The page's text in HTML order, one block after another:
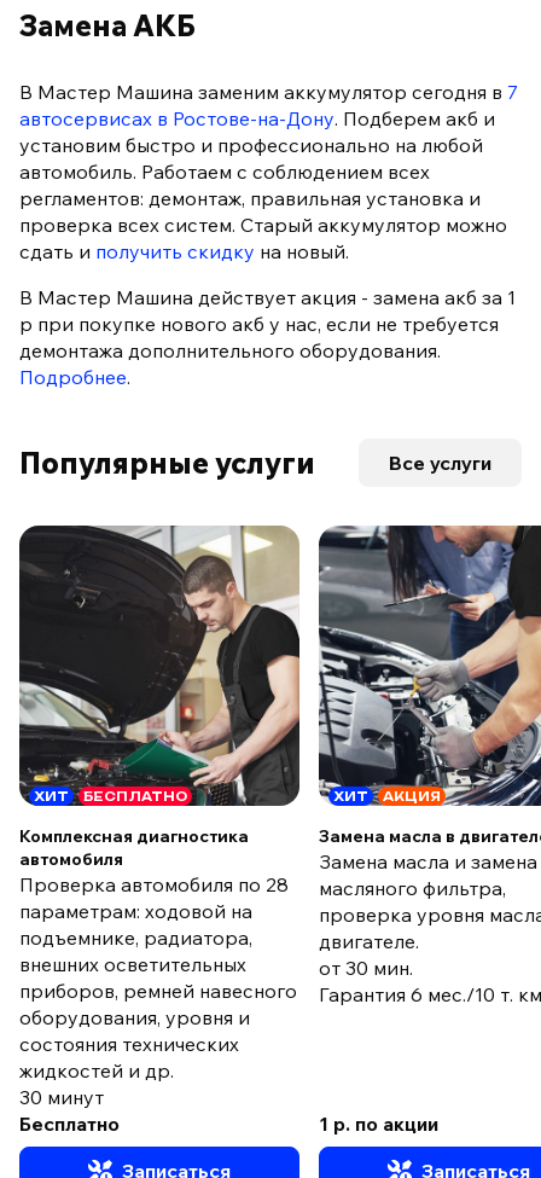
Замена АКБ
В Мастер Машина заменим аккумулятор сегодня в 7
автосервисах в Ростове-на-Дону. Подберем акб и
установим быстро и профессионально на любой
автомобиль. Работаем с соблюдением всех
регламентов: демонтаж, правильная установка и
проверка всех систем. Старый аккумулятор можно
сдать и получить скидку на новый.
В Мастер Машина действует акция - замена акб за 1
р при покупке нового акб у нас, если не требуется
демонтажа дополнительного оборудования.
Подробнее.
Популярные услуги Все услуги
ХИТ БЕСПЛАТНО
Комплексная диагностика
автомобиля
Проверка автомобиля по 28
параметрам: ходовой на
подъемнике, радиатора,
внешних осветительных
приборов, ремней навесного
оборудования, уровня и
состояния технических
жидкостей и др.
30 минут
Бесплатно
Записаться
ХИТ АКЦИЯ
Замена масла в
Замена масла и замена
масляного фильтра,
проверка уровня
двигателе.
от 30 мин.
Гарантия 6 мес./10 т.
1 р. по акции
Записаться